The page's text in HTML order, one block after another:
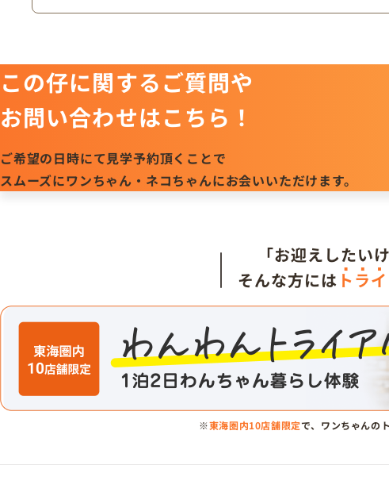
この仔に関するご質問や
お問い合わせはこちら！
ご希望の日時にて見学予約頂くことで
スムーズにワンちゃん・ネコちゃんにお会いいただけます。
「お迎えしたい
そんな方には トラ
※東海圏内10店舗限定で、ワンちゃんの